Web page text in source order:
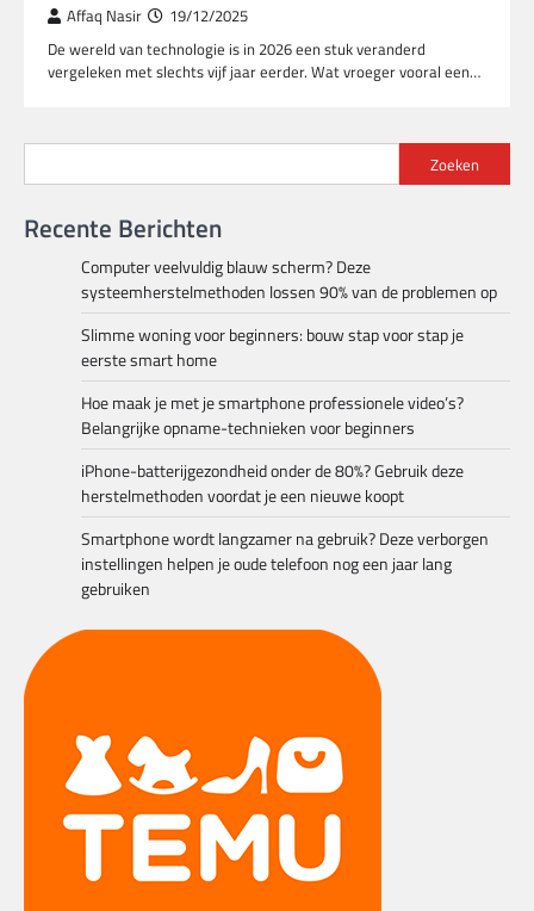
Affaq Nasir 19/12/2025
De wereld van technologie is in 2026 een stuk veranderd
vergeleken met slechts vijf jaar eerder. Wat vroeger vooral een…
Zoeken
Recente Berichten
Computer veelvuldig blauw scherm? Deze
systeemherstelmethoden lossen 90% van de problemen op
Slimme woning voor beginners: bouw stap voor stap je
eerste smart home
Hoe maak je met je smartphone professionele video’s?
Belangrijke opname-technieken voor beginners
iPhone-batterijgezondheid onder de 80%? Gebruik deze
herstelmethoden voordat je een nieuwe koopt
Smartphone wordt langzamer na gebruik? Deze verborgen
instellingen helpen je oude telefoon nog een jaar lang
gebruiken